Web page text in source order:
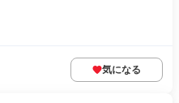
気になる